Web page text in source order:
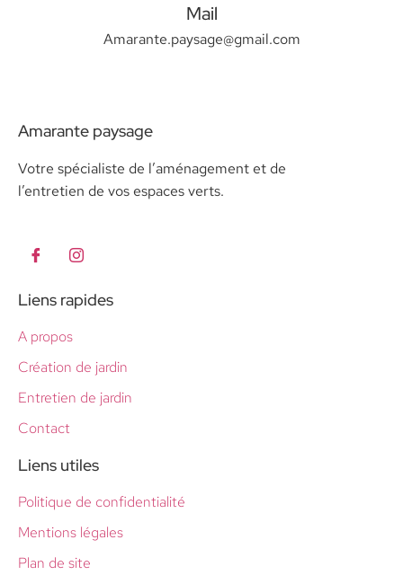
Mail
Amarante.paysage@gmail.com
Amarante paysage
Votre spécialiste de l’aménagement et de
l’entretien de vos espaces verts.
Liens rapides
A propos
Création de jardin
Entretien de jardin
Contact
Liens utiles
Politique de confidentialité
Mentions légales
Plan de site